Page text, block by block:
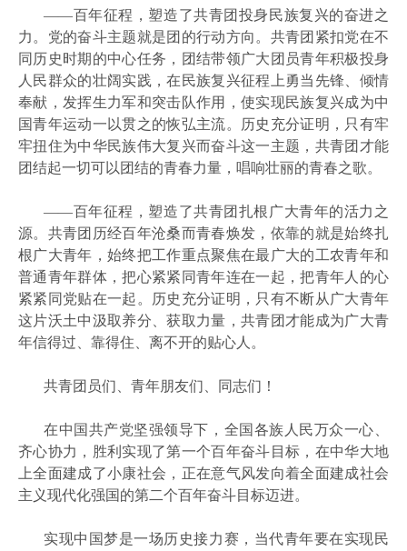
——百年征程，塑造了共青团投身民族复兴的奋进之
力。党的奋斗主题就是团的行动方向。共青团紧扣党在不
同历史时期的中心任务，团结带领广大团员青年积极投身
人民群众的壮阔实践，在民族复兴征程上勇当先锋、倾情
奉献，发挥生力军和突击队作用，使实现民族复兴成为中
国青年运动一以贯之的恢弘主流。历史充分证明，只有牢
牢扭住为中华民族伟大复兴而奋斗这一主题，共青团才能
团结起一切可以团结的青春力量，唱响壮丽的青春之歌。
——百年征程，塑造了共青团扎根广大青年的活力之
源。共青团历经百年沧桑而青春焕发，依靠的就是始终扎
根广大青年，始终把工作重点聚焦在最广大的工农青年和
普通青年群体，把心紧紧同青年连在一起，把青年人的心
紧紧同党贴在一起。历史充分证明，只有不断从广大青年
这片沃土中汲取养分、获取力量，共青团才能成为广大青
年信得过、靠得住、离不开的贴心人。
共青团员们、青年朋友们、同志们！
在中国共产党坚强领导下，全国各族人民万众一心、
齐心协力，胜利实现了第一个百年奋斗目标，在中华大地
上全面建成了小康社会，正在意气风发向着全面建成社会
主义现代化强国的第二个百年奋斗目标迈进。
实现中国梦是一场历史接力赛，当代青年要在实现民